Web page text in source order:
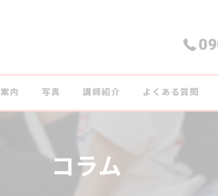
内 写真 講師紹介 よくある質問
コラム